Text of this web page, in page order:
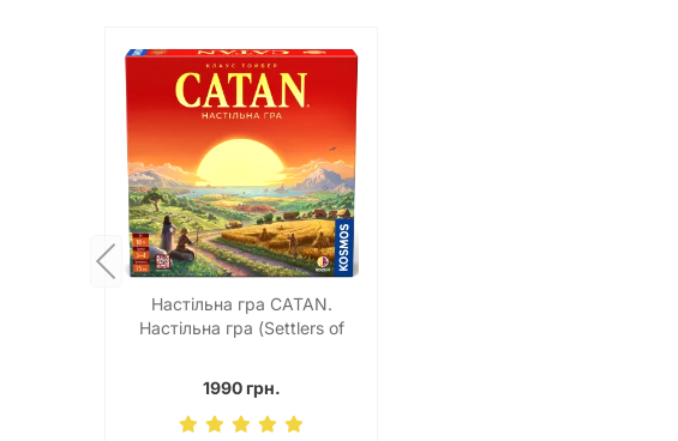
Настільна гра CATAN.
Настільна гра (Settlers of
1990 грн.